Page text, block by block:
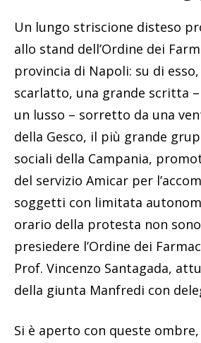
Un lungo striscione disteso
allo stand dell’Ordine dei
provincia di Napoli: su di
scarlatto, una grande scritta
un lusso – sorretto da una
della Gesco, il più grande
sociali della Campania,
del servizio Amicar per
soggetti con limitata
orario della protesta non
presiedere l’Ordine dei
Prof. Vincenzo Santagada,
della giunta Manfredi con
Si è aperto con queste ombre,